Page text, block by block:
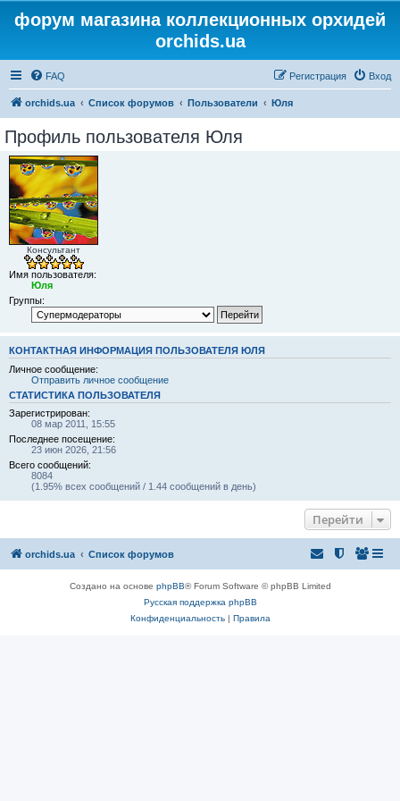
форум магазина коллекционных орхидей
orchids.ua
FAQ Вход
Регистрация
orchids.ua Список форумов Пользователи Юля
Профиль пользователя Юля
Консультант
Имя пользователя:
Юля
Группы:
КОНТАКТНАЯ ИНФОРМАЦИЯ ПОЛЬЗОВАТЕЛЯ ЮЛЯ
Личное сообщение:
Отправить личное сообщение
СТАТИСТИКА ПОЛЬЗОВАТЕЛЯ
Зарегистрирован:
08 мар 2011, 15:55
Последнее посещение:
23 июн 2026, 21:56
Всего сообщений:
8084
(1.95% всех сообщений / 1.44 сообщений в день)
Перейти
orchids.ua Список форумов
Создано на основе phpBB® Forum Software © phpBB Limited
Русская поддержка phpBB
Конфиденциальность| Правила